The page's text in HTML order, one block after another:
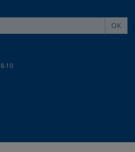
OK
10